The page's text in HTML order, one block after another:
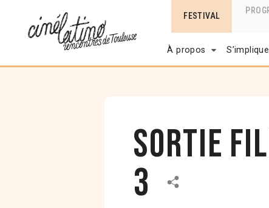
FESTIVAL
À propos
Sortie
3